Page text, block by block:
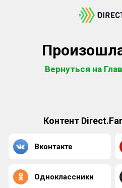
Вернуться на
Контент
Вконтакте
Одноклассники